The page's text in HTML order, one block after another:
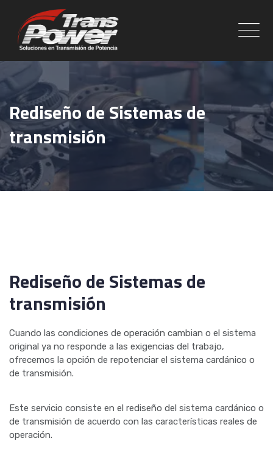
content
Rediseño de Sistemas de
transmisión
Rediseño de Sistemas de
transmisión
Cuando las condiciones de operación cambian o el sistema
original ya no responde a las exigencias del trabajo,
ofrecemos la opción de repotenciar el sistema cardánico o
de transmisión.
Este servicio consiste en el rediseño del sistema cardánico o
de transmisión de acuerdo con las características reales de
operación.